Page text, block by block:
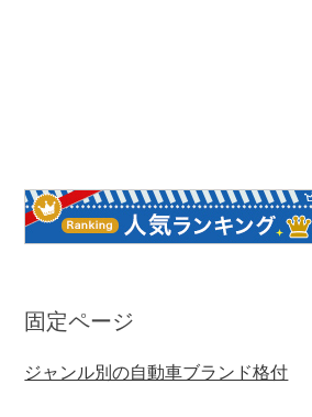
固定ページ
ジャンル別の自動車ブランド格付